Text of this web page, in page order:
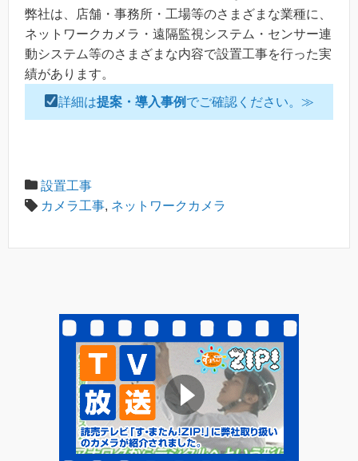
弊社は、店舗・事務所・工場等のさまざまな業種に、
ネットワークカメラ・遠隔監視システム・センサー連
動システム等のさまざまな内容で設置工事を行った実
績があります。
詳細は提案・導入事例 でご確認ください。≫
設置工事
カメラ工事, ネットワークカメラ